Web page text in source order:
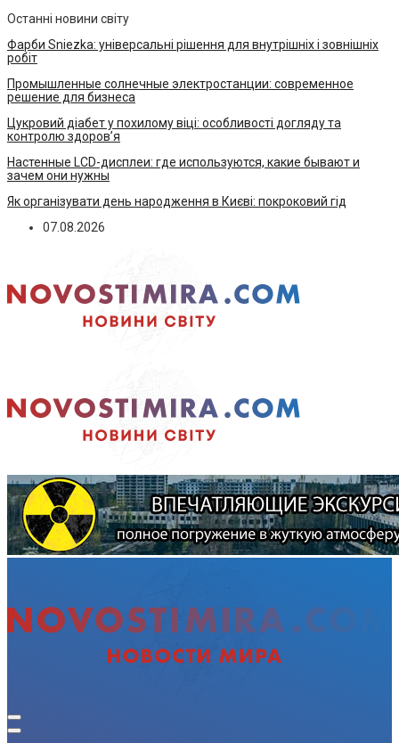
Останні новини світу
Фарби Sniezka: універсальні рішення для внутрішніх і зовнішніх
робіт
Промышленные солнечные электростанции: современное
решение для бизнеса
Цукровий діабет у похилому віці: особливості догляду та
контролю здоров’я
Настенные LCD-дисплеи: где используются, какие бывают и
зачем они нужны
Як організувати день народження в Києві: покроковий гід
07.08.2026